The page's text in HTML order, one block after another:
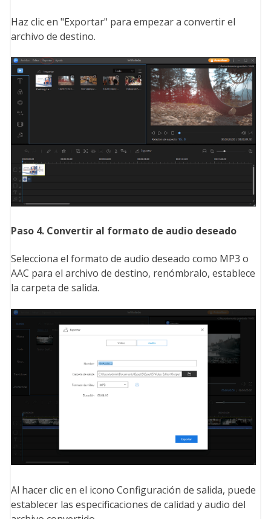
Haz clic en "Exportar" para empezar a convertir el
archivo de destino.
Paso 4. Convertir al formato de audio deseado
Selecciona el formato de audio deseado como MP3 o
AAC para el archivo de destino, renómbralo, establece
la carpeta de salida.
Al hacer clic en el icono Configuración de salida, puede
establecer las especificaciones de calidad y audio del